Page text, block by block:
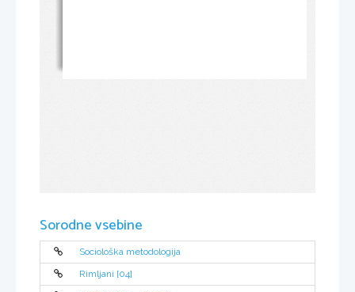
Sorodne vsebine
Sociološka metodologija
Rimljani [04]